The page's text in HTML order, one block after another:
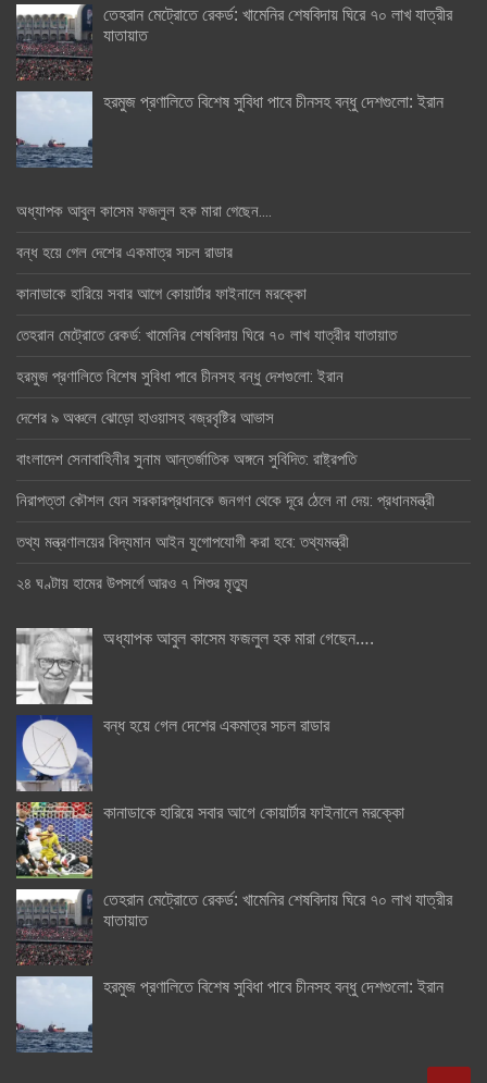
তেহরান মেট্রোতে রেকর্ড: খামেনির শেষবিদায় ঘিরে ৭০ লাখ যাত্রীর
যাতায়াত
হরমুজ প্রণালিতে বিশেষ সুবিধা পাবে চীনসহ বন্ধু দেশগুলো: ইরান
অধ্যাপক আবুল কাসেম ফজলুল হক মারা গেছেন….
বন্ধ হয়ে গেল দেশের একমাত্র সচল রাডার
কানাডাকে হারিয়ে সবার আগে কোয়ার্টার ফাইনালে মরক্কো
তেহরান মেট্রোতে রেকর্ড: খামেনির শেষবিদায় ঘিরে ৭০ লাখ যাত্রীর যাতায়াত
হরমুজ প্রণালিতে বিশেষ সুবিধা পাবে চীনসহ বন্ধু দেশগুলো: ইরান
দেশের ৯ অঞ্চলে ঝোড়ো হাওয়াসহ বজ্রবৃষ্টির আভাস
বাংলাদেশ সেনাবাহিনীর সুনাম আন্তর্জাতিক অঙ্গনে সুবিদিত: রাষ্ট্রপতি
নিরাপত্তা কৌশল যেন সরকারপ্রধানকে জনগণ থেকে দূরে ঠেলে না দেয়: প্রধানমন্ত্রী
তথ্য মন্ত্রণালয়ের বিদ্যমান আইন যুগোপযোগী করা হবে: তথ্যমন্ত্রী
২৪ ঘণ্টায় হামের উপসর্গে আরও ৭ শিশুর মৃত্যু
অধ্যাপক আবুল কাসেম ফজলুল হক মারা গেছেন….
বন্ধ হয়ে গেল দেশের একমাত্র সচল রাডার
কানাডাকে হারিয়ে সবার আগে কোয়ার্টার ফাইনালে মরক্কো
তেহরান মেট্রোতে রেকর্ড: খামেনির শেষবিদায় ঘিরে ৭০ লাখ যাত্রীর
যাতায়াত
হরমুজ প্রণালিতে বিশেষ সুবিধা পাবে চীনসহ বন্ধু দেশগুলো: ইরান